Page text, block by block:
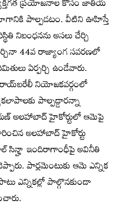
ప్రయోజనాల కోసం జాతీయ
పాల్పడటం. వీటిని ఊహిస్తే
నిబంధనను అసలు చేర్చి
44వ రాజ్యాంగ సవరణలో
ఏర్పర్చి ఉండేవారు.
రాయ్‌బరేలీ నియోజకవర్గంలో
పాల్పడ్డారన్నా
హైకోర్టులో ఆమెపై
అలహాబాద్ హైకోర్టు
ఇందిరాగాంధీపై అవినీతి
పార్లమెంటుకు ఆమె ఎన్నిక
ఎన్నికల్లో పాల్గొనకుండా